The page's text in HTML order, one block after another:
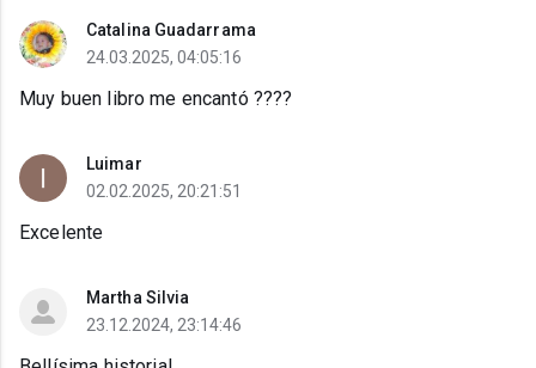
Catalina Guadarrama
24.03.2025, 04:05:16
Muy buen libro me encantó ????
Luimar
02.02.2025, 20:21:51
Excelente
Martha Silvia
23.12.2024, 23:14:46